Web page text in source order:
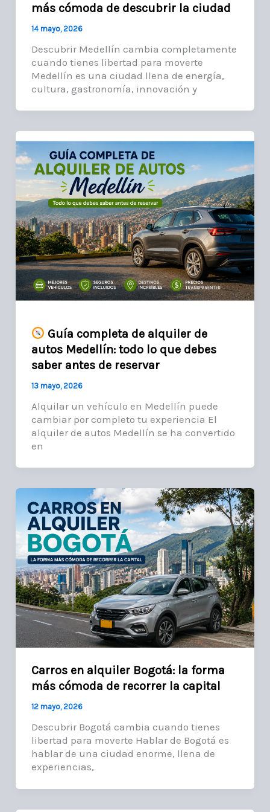
más cómoda de descubrir la ciudad
14 mayo, 2026
Descubrir Medellín cambia completamente
cuando tienes libertad para moverte
Medellín es una ciudad llena de energía,
cultura, gastronomía, innovación y
Guía completa de alquiler de
autos Medellín: todo lo que debes
saber antes de reservar
13 mayo, 2026
Alquilar un vehículo en Medellín puede
cambiar por completo tu experiencia El
alquiler de autos Medellín se ha convertido
en
Carros en alquiler Bogotá: la forma
más cómoda de recorrer la capital
12 mayo, 2026
Descubrir Bogotá cambia cuando tienes
libertad para moverte Hablar de Bogotá es
hablar de una ciudad enorme, llena de
experiencias,